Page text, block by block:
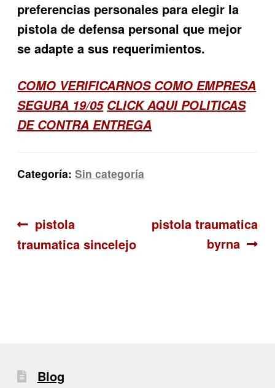
preferencias personales para elegir la
pistola de defensa personal que mejor
se adapte a sus requerimientos.
COMO VERIFICARNOS COMO EMPRESA
SEGURA 19/05 CLICK AQUI POLITICAS
DE CONTRA ENTREGA
Categoría:Sin categoría
Navegación
de
Anterior:
pistola
traumatica sincelejo
Siguiente:
pistola traumatica
byrna
Blog